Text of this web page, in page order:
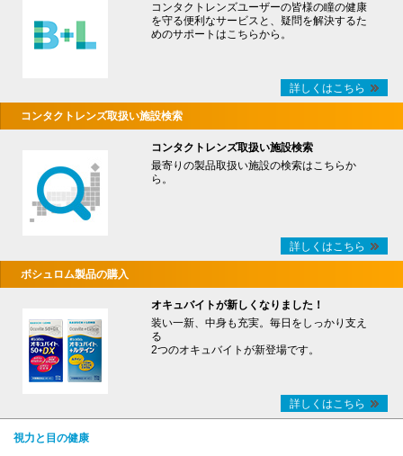
コンタクトレンズユーザーの皆様の瞳の健康
を守る便利なサービスと、疑問を解決するた
めのサポートはこちらから。
詳しくはこちら
コンタクトレンズ取扱い施設検索
コンタクトレンズ取扱い施設検索
最寄りの製品取扱い施設の検索はこちらか
ら。
詳しくはこちら
ボシュロム製品の購入
オキュバイトが新しくなりました！
装い一新、中身も充実。毎日をしっかり支え
る
2つのオキュバイトが新登場です。
詳しくはこちら
視力と目の健康